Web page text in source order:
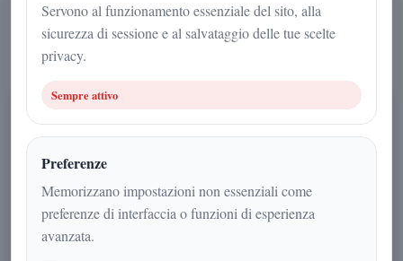
Ultimi articoli firmati
Servono al funzionamento essenziale del sito, alla
sicurezza di sessione e al salvataggio delle tue scelte
privacy.
Sempre attivo
Preferenze
Memorizzano impostazioni non essenziali come
preferenze di interfaccia o funzioni di esperienza
avanzata.